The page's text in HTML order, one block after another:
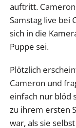
auftritt.
Samstag live bei
sich in die
Puppe sei.
Plötzlich
Cameron und
einfach nur blöd
zu ihrem ersten
war, als sie